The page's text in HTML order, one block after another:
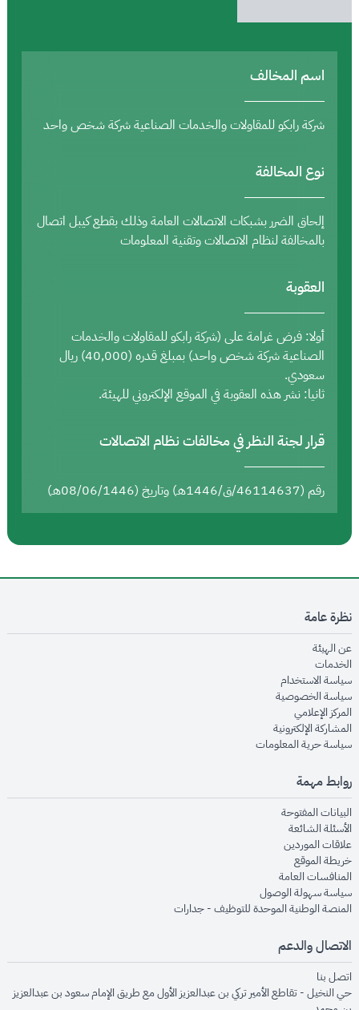
اسم المخالف
شركة رابكو للمقاولات والخدمات الصناعية شركة شخص واحد
نوع المخالفة
إلحاق الضرر بشبكات الاتصالات العامة وذلك بقطع كيبل اتصال
بالمخالفة لنظام الاتصالات وتقنية المعلومات
العقوبة
أولا: فرض غرامة على (شركة رابكو للمقاولات والخدمات
الصناعية شركة شخص واحد) بمبلغ قدره (40,000) ريال
سعودي.
ثانيا: نشر هذه العقوبة في الموقع الإلكتروني للهيئة.
قرار لجنة النظر في مخالفات نظام الاتصالات
رقم (46114637/ق/1446هـ) وتاريخ (08/06/1446هـ)
نظرة عامة
عن الهيئةopens in new window
الخدماتopens in new window
سياسة الاستخدام
سياسة الخصوصيةopens in new window
المركز الإعلاميopens in new window
المشاركة الإلكترونيةopens in new window
سياسة حرية المعلوماتopens in new window
روابط مهمة
البيانات المفتوحةopens in new window
الأسئلة الشائعةopens in new window
علاقات الموردينopens in new window
خريطة الموقعopens in new window
المنافسات العامةopens in new window
سياسة سهولة الوصولopens in new window
المنصة الوطنية الموحدة للتوظيف - جداراتopens in new window
الاتصال والدعم
اتصل بنا
حي النخيل - تقاطع الأمير تركي بن عبدالعزيز الأول مع طريق الإمام سعود بن عبدالعزيز